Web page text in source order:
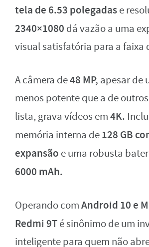
tela de 6.53 polegadase
2340×1080 dá vazão a uma
visual satisfatória para a faixa
A câmera de48 MP, apesar de
menos potente que a de
lista, grava vídeos em4K.
memória interna de128 GB
expansão e uma robusta
6000 mAh.
Operando comAndroid 10 e
Redmi 9Té sinônimo de um
inteligente para quem não